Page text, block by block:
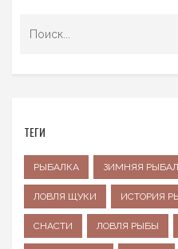
ТЕГИ
РЫБАЛКА ЗИМНЯЯ
ЛОВЛЯ ЩУКИ ИСТОРИЯ
СНАСТИ ЛОВЛЯ РЫБЫ